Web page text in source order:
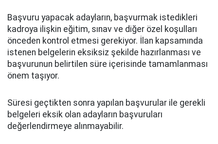
Başvuru yapacak adayların, başvurmak istedikleri
kadroya ilişkin eğitim, sınav ve diğer özel koşulları
önceden kontrol etmesi gerekiyor. İlan kapsamında
istenen belgelerin eksiksiz şekilde hazırlanması ve
başvurunun belirtilen süre içerisinde tamamlanması
önem taşıyor.
Süresi geçtikten sonra yapılan başvurular ile gerekli
belgeleri eksik olan adayların başvuruları
değerlendirmeye alınmayabilir.